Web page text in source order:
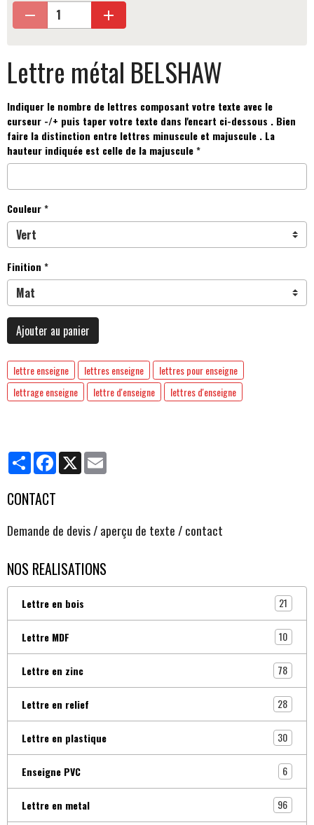
Lettre métal BELSHAW
Indiquer le nombre de lettres composant votre texte avec le
curseur -/+ puis taper votre texte dans l'encart ci-dessous . Bien
faire la distinction entre lettres minuscule et majuscule . La
hauteur indiquée est celle de la majuscule
Couleur
Finition
Ajouter au panier
lettre enseigne lettres enseigne
lettres pour enseigne
lettrage enseigne
lettre d'enseigne lettres d'enseigne
PartagerFacebook
X
CONTACT
Demande de devis / aperçu de texte / contact
NOS REALISATIONS
Lettre en bois 21
Lettre MDF 10
Lettre en zinc 78
Lettre en relief 28
Lettre en plastique 30
Enseigne PVC 6
Lettre en metal 96